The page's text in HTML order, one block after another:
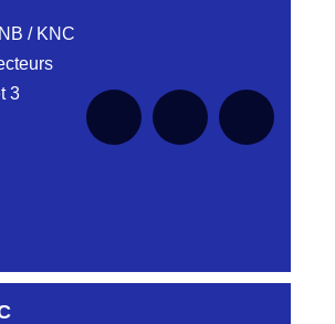
disponible pour cette série
pour le moment
et
/ KNC
3
disponible pour cette série pour